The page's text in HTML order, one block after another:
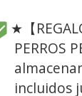
★【
PERROS
incluidos